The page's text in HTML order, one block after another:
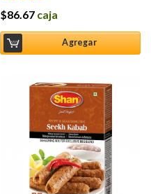
Valorado en
$86.67 caja
Agregar